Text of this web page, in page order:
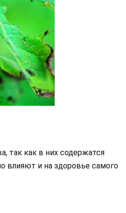
так как в них содержатся
влияют и на здоровье самого